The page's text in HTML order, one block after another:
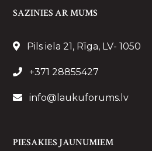
SAZINIES AR MUMS
Pils iela 21, Rīga, LV- 1050
+371 28855427
info@laukuforums.lv
PIESAKIES JAUNUMIEM